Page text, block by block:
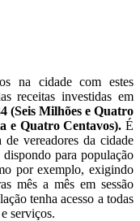
na cidade com estes
receitas investidas em
(Seis Milhões e Quatro
e Quatro Centavos). É
de vereadores da cidade
dispondo para população
por exemplo, exigindo
mês a mês em sessão
tenha acesso a todas
serviços.